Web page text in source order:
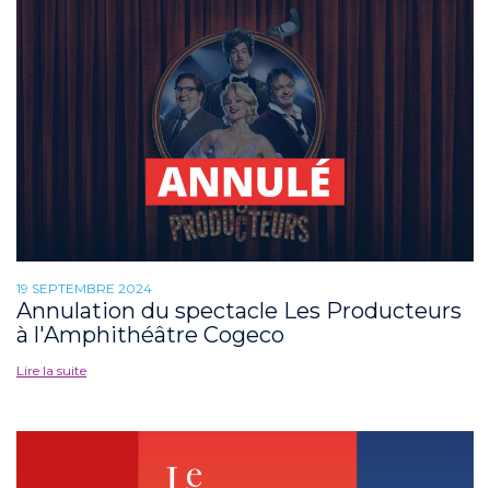
19 SEPTEMBRE 2024
Annulation du spectacle Les Producteurs
à l'Amphithéâtre Cogeco
Lire la suite